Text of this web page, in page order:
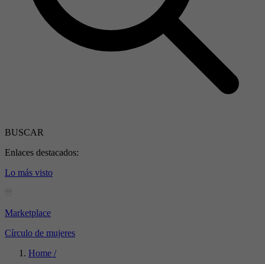
BUSCAR
Enlaces destacados:
Lo más visto
Marketplace
Círculo de mujeres
Home /